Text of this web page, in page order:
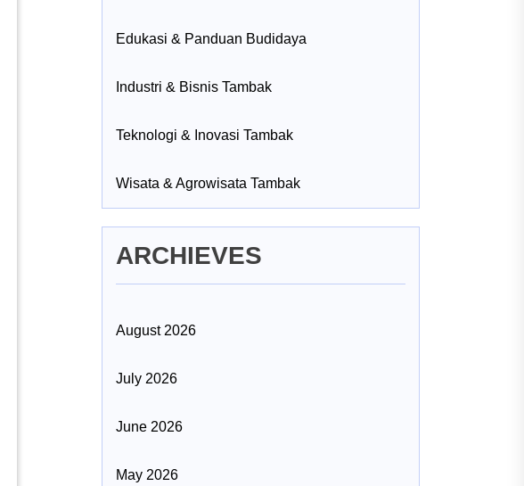
Edukasi & Panduan Budidaya
Industri & Bisnis Tambak
Teknologi & Inovasi Tambak
Wisata & Agrowisata Tambak
ARCHIEVES
August 2026
July 2026
June 2026
May 2026